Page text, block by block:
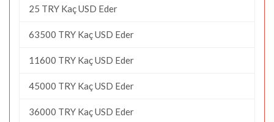
25 TRY Kaç USD Eder
63500 TRY Kaç USD Eder
11600 TRY Kaç USD Eder
45000 TRY Kaç USD Eder
36000 TRY Kaç USD Eder